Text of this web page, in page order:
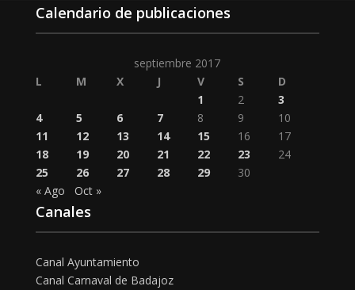
Calendario de publicaciones
septiembre 2017
L
M X J V S
D
1
2
3
4
5 6 7 8 9
10
11
12 13 14 15 16
17
18
19 20 21 22 23
24
25
26 27 28 29
30
« Ago
Oct »
Canales
Canal Ayuntamiento
Canal Carnaval de Badajoz